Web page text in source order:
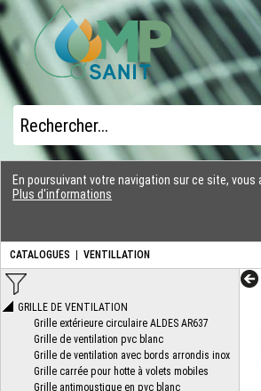
CATALOGUES VENTILLATION
En poursuivant votre navigation sur ce site,
Plus d'informations